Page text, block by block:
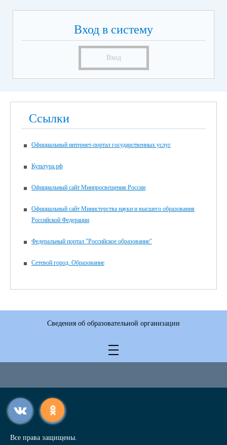
Вход в систему
Вход
Ссылки
Официальный интернет-портал государственных услуг
Культура.рф
Официальный сайт Минпросвещения России
Официальный сайт Министерства науки и высшего образования
Российской Федерации
Федеральный портал "Российское образование"
Сетевой город. Образование
Сведения об образовательной организации
Все права защищены.